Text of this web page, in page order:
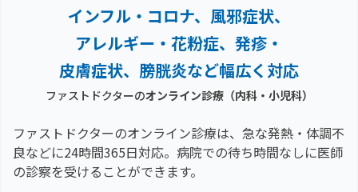
インフル・コロナ、風邪症状、
アレルギー・花粉症、 発疹・
皮膚症状、膀胱炎など幅広く対応
ファストドクターのオンライン診療（内科・小児科）
ファストドクターのオンライン診療は、急な発熱・体調不
良などに24時間365日対応。 病院での待ち時間なしに医師
の診察を受けることができます。